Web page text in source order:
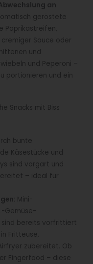
an
geröstete
Paprikastreifen,
Sauce oder
und
und Peperoni –
portionieren und ein
Snacks mit Biss
bunte
Käsestücke und
sind vorgart und
– ideal für
Mini-
Gemüse-
sind bereits vorfrittiert
Fritteuse,
zubereitet. Ob
Fingerfood – diese